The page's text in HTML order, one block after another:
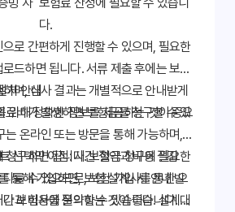
빙 자 보험료 산정에 필요할 수 있습니
다.
간편하게 진행할 수 있으며, 필요한
다. 서류 제출 후에는 보험
로 안내받게
차 안내
료비가 발생하면 보험금을 청구할 수 있
니다. 보험금 청구에 필요한
므로, 보험 가입 시 안내 받
보험사에 문의하는 것이 좋습니다. 대
선택의 이점: 시간 절약과 비용 절감
면, 보험 설계사를 통한 오
비용을 절약할 수 있습니다. 설계사